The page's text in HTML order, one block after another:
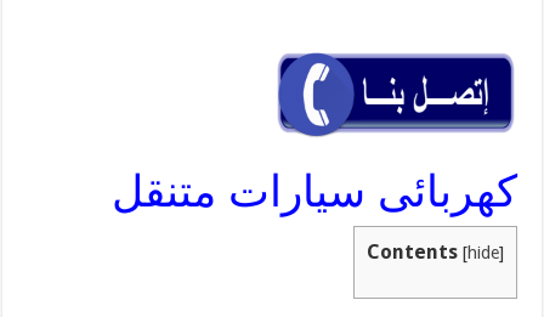
كهربائى سيارات متنقل
Contents [hide]